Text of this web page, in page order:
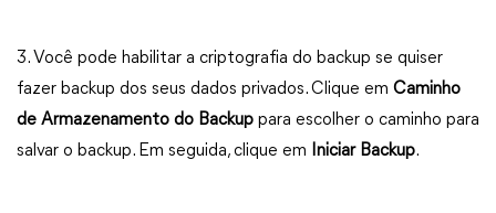
3. Você pode habilitar a criptografia do backup se quiser
fazer backup dos seus dados privados. Clique em Caminho
de Armazenamento do Backup para escolher o caminho para
salvar o backup. Em seguida, clique em
Iniciar Backup.